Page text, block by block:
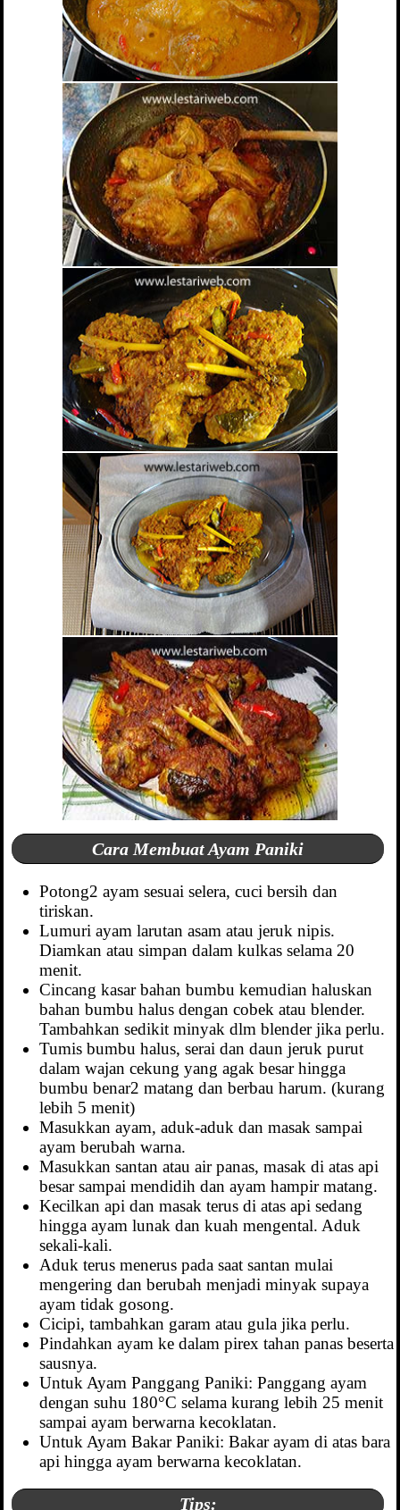
Cara Membuat Ayam Paniki
Potong2 ayam sesuai selera, cuci bersih dan
tiriskan.
Lumuri ayam larutan asam atau jeruk nipis.
Diamkan atau simpan dalam kulkas selama 20
menit.
Cincang kasar bahan bumbu kemudian haluskan
bahan bumbu halus dengan cobek atau blender.
Tambahkan sedikit minyak dlm blender jika perlu.
Tumis bumbu halus, serai dan daun jeruk purut
dalam wajan cekung yang agak besar hingga
bumbu benar2 matang dan berbau harum. (kurang
lebih 5 menit)
Masukkan ayam, aduk-aduk dan masak sampai
ayam berubah warna.
Masukkan santan atau air panas, masak di atas api
besar sampai mendidih dan ayam hampir matang.
Kecilkan api dan masak terus di atas api sedang
hingga ayam lunak dan kuah mengental. Aduk
sekali-kali.
Aduk terus menerus pada saat santan mulai
mengering dan berubah menjadi minyak supaya
ayam tidak gosong.
Cicipi, tambahkan garam atau gula jika perlu.
Pindahkan ayam ke dalam pirex tahan panas beserta
sausnya.
Untuk Ayam Panggang Paniki: Panggang ayam
dengan suhu 180°C selama kurang lebih 25 menit
sampai ayam berwarna kecoklatan.
Untuk Ayam Bakar Paniki: Bakar ayam di atas bara
api hingga ayam berwarna kecoklatan.
Tips: